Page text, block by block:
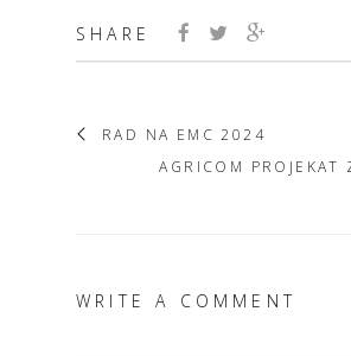
SHARE
RAD NA EMC 2024
AGRICOM PROJEKAT
WRITE A COMMENT